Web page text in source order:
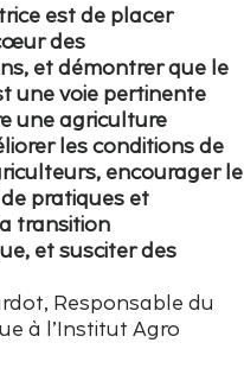
est de placer
des
et démontrer que le
une voie pertinente
une agriculture
les conditions de
encourager le
pratiques et
transition
et susciter des
Responsable du
à l’Institut Agro